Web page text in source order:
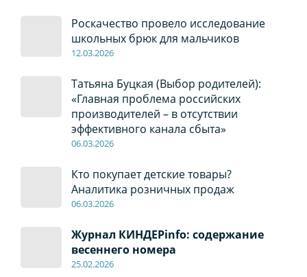
Роскачество провело исследование
школьных брюк для мальчиков
12.03.2026
Татьяна Буцкая (Выбор родителей):
«Главная проблема российских
производителей – в отсутствии
эффективного канала сбыта»
06.03.2026
Кто покупает детские товары?
Аналитика розничных продаж
06.03.2026
Журнал КИНДЕРinfo: содержание
весеннего номера
25.02.2026